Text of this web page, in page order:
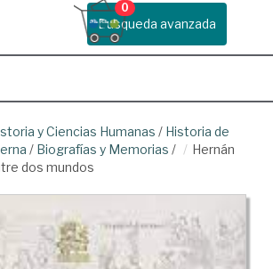
Busqueda avanzada
0
y Ciencias Humanas / Historia de
/ Biografías y Memorias /
Hernán
dos mundos